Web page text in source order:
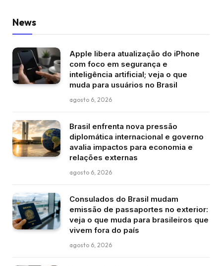
News
Apple libera atualização do iPhone
com foco em segurança e
inteligência artificial; veja o que
muda para usuários no Brasil
agosto 6, 2026
Brasil enfrenta nova pressão
diplomática internacional e governo
avalia impactos para economia e
relações externas
agosto 6, 2026
Consulados do Brasil mudam
emissão de passaportes no exterior:
veja o que muda para brasileiros que
vivem fora do país
agosto 6, 2026